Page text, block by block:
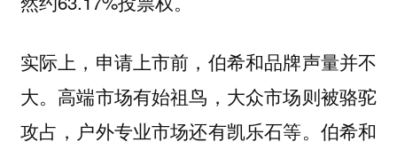
实际上，申请上市前，伯希和品牌声量并不
大。高端市场有始祖鸟，大众市场则被骆驼
攻占，户外专业市场还有凯乐石等。伯希和